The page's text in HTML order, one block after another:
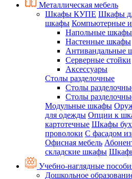
Металлическая мебель
Шкафы КУПЕ Шкафы
шкафы Компьютерные
Напольные шкафы
Настенные шкафы
Антивандальные
Серверные стойки
Аксессуары
Столы разделочные
Столы
Столы
Модульные шкафы
для одежды Опции к
картотечные Шкафы
проволоки С фасадом
Офисная мебель
складские шкафы
Учебно-наглядные
Дошкольное